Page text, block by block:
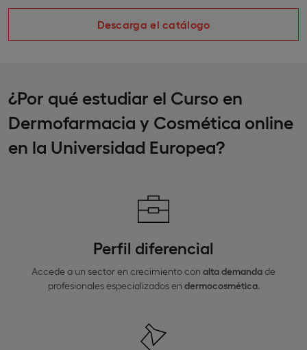
Descarga el catálogo
¿Por qué estudiar el Curso en
Dermofarmacia y Cosmética online
en la Universidad Europea?
Perfil diferencial
Accede a un sector en crecimiento con alta demandade
profesionales especializados en dermocosmética.